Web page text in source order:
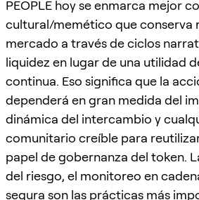
PEOPLE hoy se enmarca mejor
cultural/memético que conserva
mercado a través de ciclos
liquidez en lugar de una utilidad
continua. Eso significa que la
dependerá en gran medida del
dinámica del intercambio y
comunitario creíble para
papel de gobernanza del token.
del riesgo, el monitoreo en
segura son las prácticas más